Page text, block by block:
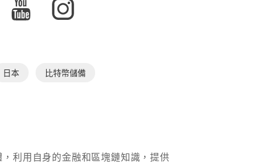
日本 比特幣儲備
利用自身的金融和區塊鏈知識，提供